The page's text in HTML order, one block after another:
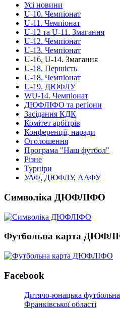
Усі новини
U-10. Чемпіонат
U-11. Чемпіонат
U-12 та U-11. Змагання
U-12. Чемпіонат
U-13. Чемпіонат
U-16, U-14. Змагання
U-18. Першість
U-18. Чемпіонат
U-19. ДЮФЛУ
WU-14. Чемпіонат
ДЮФЛІФО та регіони
Засідання КДК
Комітет арбітрів
Конференції, наради
Оголошення
Програма "Наш футбол"
Різне
Турніри
УАФ, ДЮФЛУ, ААФУ
Символіка ДЮФЛІФО
Футбольна карта
Facebook
Дитячо-юнацька футбольна
Франківської області